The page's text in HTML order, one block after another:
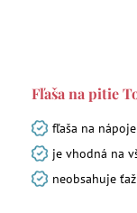
Fľaša na pitie
fľaša na
je vhodná na
neobsahuje